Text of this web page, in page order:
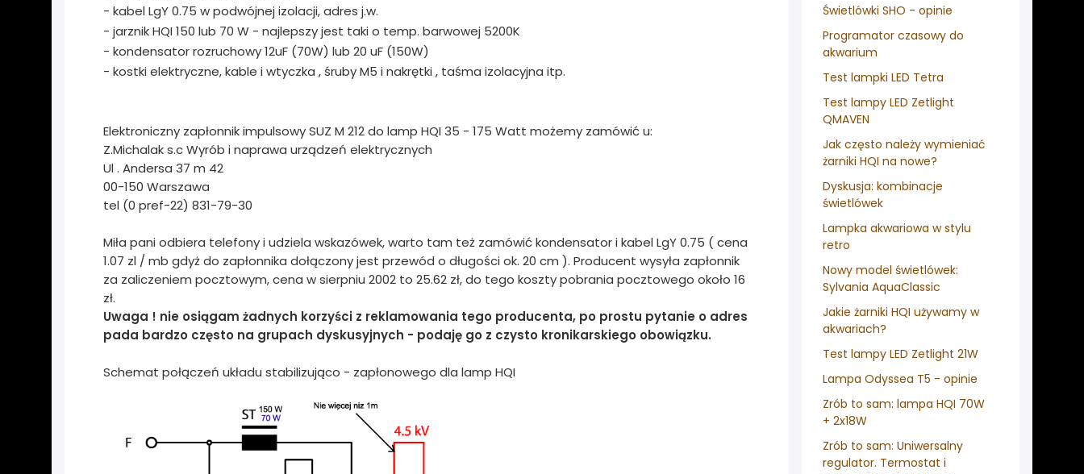
Świetlówki SHO - opinie
Programator czasowy do
akwarium
Test lampki LED Tetra
Test lampy LED Zetlight
QMAVEN
Jak często należy wymieniać
żarniki HQI na nowe?
Dyskusja: kombinacje
świetlówek
Lampka akwariowa w stylu
retro
Nowy model świetlówek:
Sylvania AquaClassic
Jakie żarniki HQI używamy w
akwariach?
Test lampy LED Zetlight 21W
Lampa Odyssea T5 - opinie
Zrób to sam: lampa HQI 70W
+ 2x18W
Zrób to sam: Uniwersalny
regulator. Termostat i
- kabel LgY 0.75 w podwójnej izolacji, adres j.w.
- jarznik HQI 150 lub 70 W - najlepszy jest taki o temp. barwowej 5200K
- kondensator rozruchowy 12uF (70W) lub 20 uF (150W)
- kostki elektryczne, kable i wtyczka , śruby M5 i nakrętki , taśma izolacyjna itp.
Elektroniczny zapłonnik impulsowy SUZ M 212 do lamp HQI 35 - 175 Watt możemy zamówić u:
Z.Michalak s.c Wyrób i naprawa urządzeń elektrycznych
Ul . Andersa 37 m 42
00-150 Warszawa
tel (0 pref-22) 831-79-30
Miła pani odbiera telefony i udziela wskazówek, warto tam też zamówić kondensator i kabel LgY 0.75 ( cena
1.07 zl / mb gdyż do zapłonnika dołączony jest przewód o długości ok. 20 cm ). Producent wysyła zapłonnik
za zaliczeniem pocztowym, cena w sierpniu 2002 to 25.62 zł, do tego koszty pobrania pocztowego około 16
zł.
Uwaga ! nie osiągam żadnych korzyści z reklamowania tego producenta, po prostu pytanie o adres
pada bardzo często na grupach dyskusyjnych - podaję go z czysto kronikarskiego obowiązku.
Schemat połączeń układu stabilizująco - zapłonowego dla lamp HQI